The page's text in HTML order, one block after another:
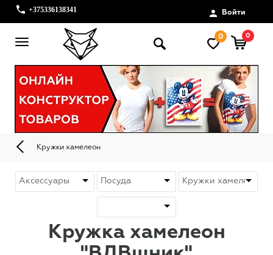
+375336138341 Войти
0 0
Кружки хамелеон
Кружка хамелеон